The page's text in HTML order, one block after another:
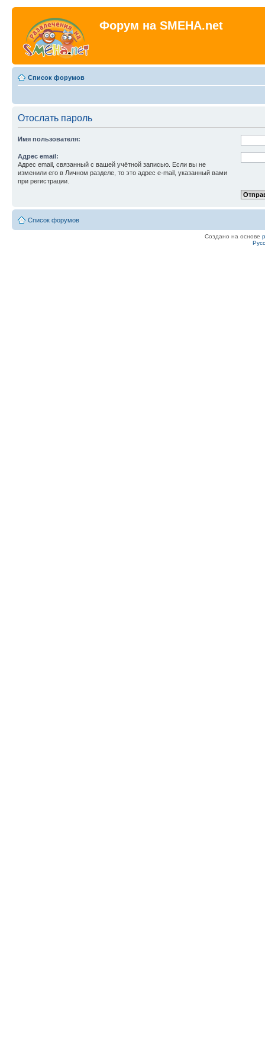
Форум на SMEHA.net
Список форумов
Отослать пароль
Имя пользователя:
Адрес email:
Адрес email, связанный с вашей учётной записью. Если вы не
изменили его в Личном разделе, то это адрес e-mail, указанный вами
при регистрации.
Список форумов
Создано на основе